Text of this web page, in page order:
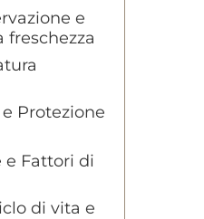
e
Protezione
Fattori di
di vita e